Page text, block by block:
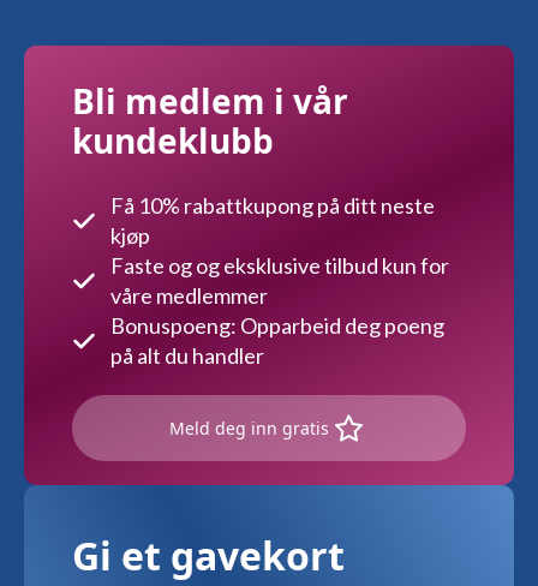
Bli medlem i vår
kundeklubb
Få 10% rabattkupong på ditt neste
kjøp
Faste og og eksklusive tilbud kun for
våre medlemmer
Bonuspoeng: Opparbeid deg poeng
på alt du handler
Meld deg inn gratis
Gi et gavekort